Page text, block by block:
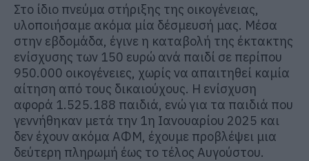
Στο ίδιο πνεύμα στήριξης της οικογένειας,
υλοποιήσαμε ακόμα μία δέσμευσή μας. Μέσα
στην εβδομάδα, έγινε η καταβολή της έκτακτης
ενίσχυσης των 150 ευρώ ανά παιδί σε περίπου
950.000 οικογένειες, χωρίς να απαιτηθεί καμία
αίτηση από τους δικαιούχους. Η ενίσχυση
αφορά 1.525.188 παιδιά, ενώ για τα παιδιά που
γεννήθηκαν μετά την 1η Ιανουαρίου 2025 και
δεν έχουν ακόμα ΑΦΜ, έχουμε προβλέψει μια
δεύτερη πληρωμή έως το τέλος Αυγούστου.